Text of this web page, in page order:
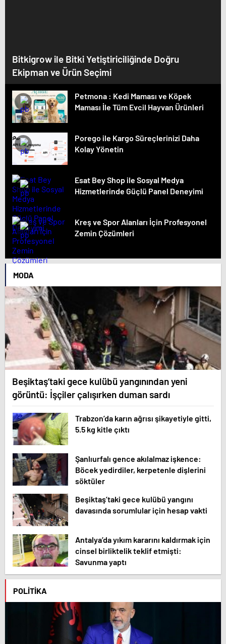
Bitkigrow ile Bitki Yetiştiriciliğinde Doğru
Ekipman ve Ürün Seçimi
Petmona : Kedi Maması ve Köpek
Maması İle Tüm Evcil Hayvan Ürünleri
Porego ile Kargo Süreçlerinizi Daha
Kolay Yönetin
Esat Bey Shop ile Sosyal Medya
Hizmetlerinde Güçlü Panel Deneyimi
Kreş ve Spor Alanları İçin Profesyonel
Zemin Çözümleri
MODA
Beşiktaş’taki gece kulübü yangınından yeni
görüntü: İşçiler çalışırken duman sardı
Trabzon’da karın ağrısı şikayetiyle gitti,
5.5 kg kitle çıktı
Şanlıurfalı gence akılalmaz işkence:
Böcek yedirdiler, kerpetenle dişlerini
söktüler
Beşiktaş’taki gece kulübü yangını
davasında sorumlular için hesap vakti
Antalya’da yıkım kararını kaldırmak için
cinsel birliktelik teklif etmişti:
Savunma yaptı
POLITIKA